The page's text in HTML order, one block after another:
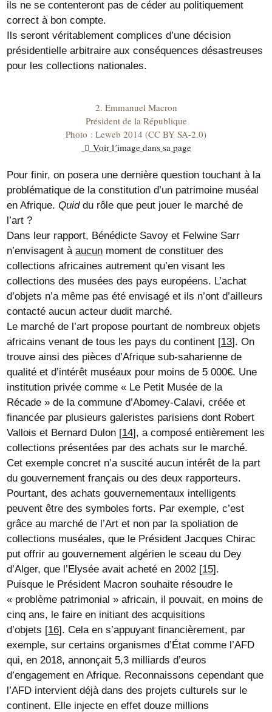
ils ne se contenteront pas de céder au politiquement
correct à bon compte.
Ils seront véritablement complices d’une décision
présidentielle arbitraire aux conséquences désastreuses
pour les collections nationales.
2. Emmanuel Macron
Président de la République
Photo : Leweb 2014 (CC BY SA-2.0)
Voir l´image dans sa page
Pour finir, on posera une dernière question touchant à la
problématique de la constitution d’un patrimoine muséal
en Afrique.Quiddu rôle que peut jouer le marché de
l’art ?
Dans leur rapport, Bénédicte Savoy et Felwine Sarr
n’envisagent àaucun moment de constituer des
collections africaines autrement qu’en visant les
collections des musées des pays européens. L’achat
d’objets n’a même pas été envisagé et ils n’ont d’ailleurs
contacté aucun acteur dudit marché.
Le marché de l’art propose pourtant de nombreux objets
africains venant de tous les pays du continent [13]. On
trouve ainsi des pièces d’Afrique sub-saharienne de
qualité et d’intérêt muséaux pour moins de 5 000€. Une
institution privée comme « Le Petit Musée de la
Récade » de la commune d’Abomey-Calavi, créée et
financée par plusieurs galeristes parisiens dont Robert
Vallois et Bernard Dulon [14], a composé entièrement les
collections présentées par des achats sur le marché.
Cet exemple concret n’a suscité aucun intérêt de la part
du gouvernement français ou des deux rapporteurs.
Pourtant, des achats gouvernementaux intelligents
peuvent être des symboles forts. Par exemple, c’est
grâce au marché de l’Art et non par la spoliation de
collections muséales, que le Président Jacques Chirac
put offrir au gouvernement algérien le sceau du Dey
d’Alger, que l’Elysée avait acheté en 2002 [15].
Puisque le Président Macron souhaite résoudre le
« problème patrimonial » africain, il pouvait, en moins de
cinq ans, le faire en initiant des acquisitions
d’objets [16]. Cela en s’appuyant financièrement, par
exemple, sur certains organismes d’État comme l’AFD
qui, en 2018, annonçait 5,3 milliards d’euros
d’engagement en Afrique. Reconnaissons cependant que
l’AFD intervient déjà dans des projets culturels sur le
continent. Elle injecte en effet douze millions